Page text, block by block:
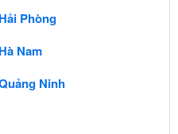
Phòng
Nam
Ninh